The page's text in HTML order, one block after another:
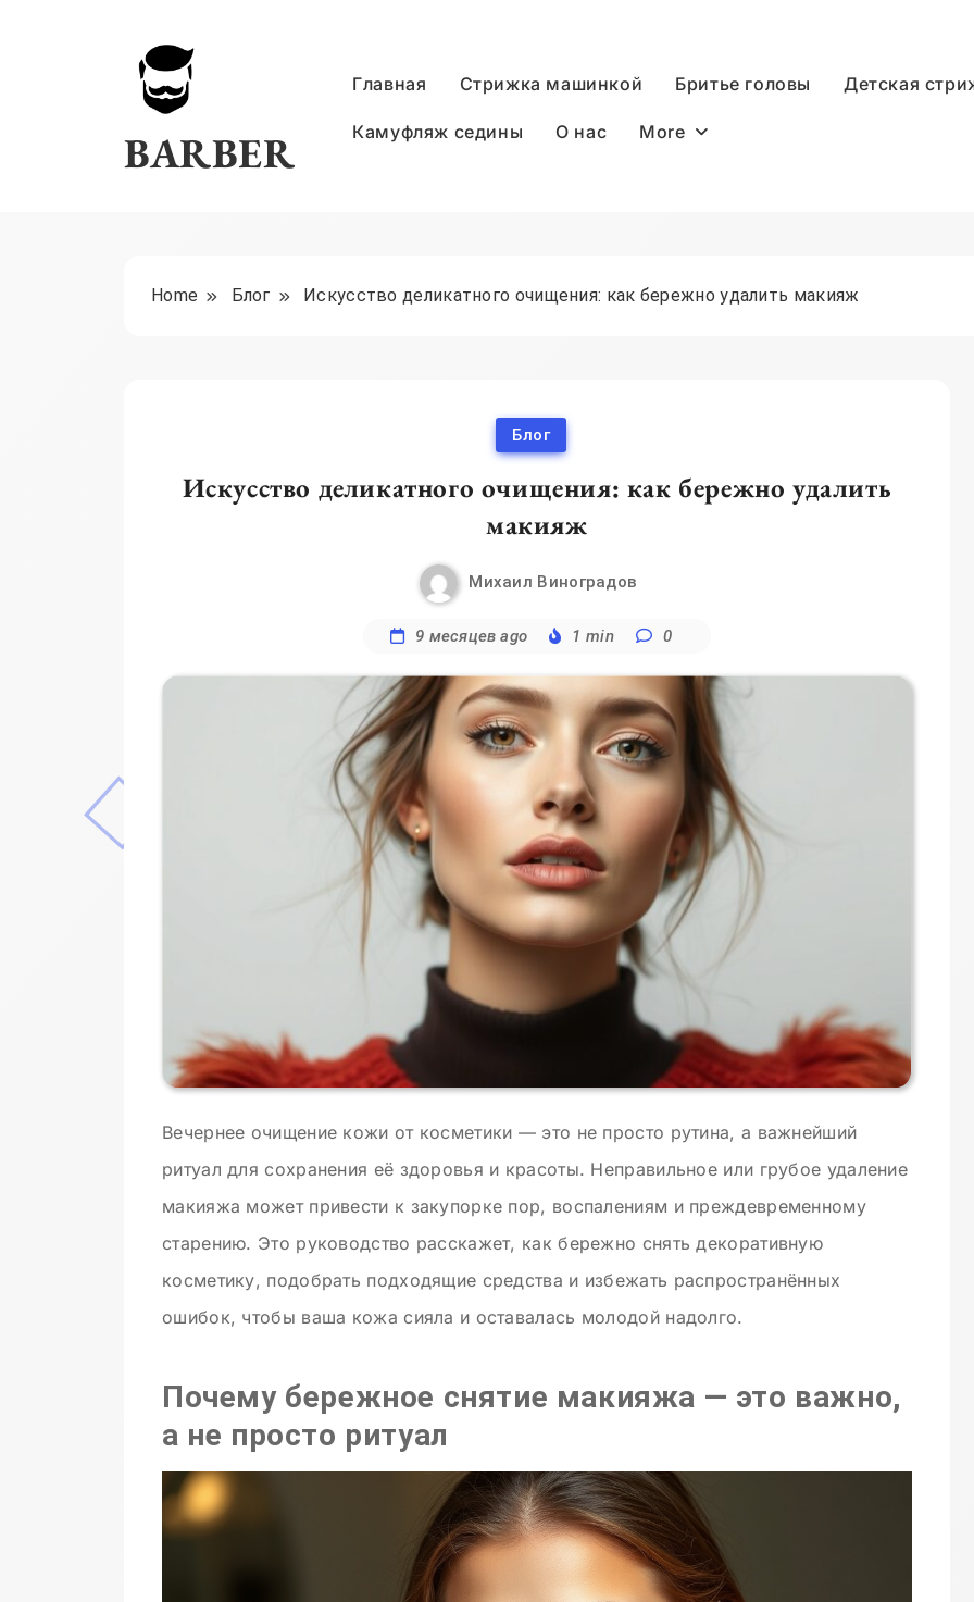
BARBER
Главная Стрижка машинкой Бритье головы Детская
Камуфляж седины О нас More
Home Блог Искусство деликатного очищения: как бережно удалить макияж
Блог
Искусство деликатного очищения: как бережно удалить
макияж
Михаил Виноградов
9 месяцев ago 1 min 0
Вечернее очищение кожи от косметики — это не просто рутина, а важнейший
ритуал для сохранения её здоровья и красоты. Неправильное или грубое удаление
макияжа может привести к закупорке пор, воспалениям и преждевременному
старению. Это руководство расскажет, как бережно снять декоративную
косметику, подобрать подходящие средства и избежать распространённых
ошибок, чтобы ваша кожа сияла и оставалась молодой надолго.
Почему бережное снятие макияжа — это важно,
а не просто ритуал